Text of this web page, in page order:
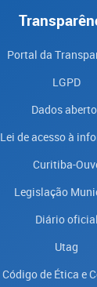
Portal da
LGPD
Dados
Lei de acesso à
Curitiba-
Legislação
Diário oficial
Utag
Código de Ética e